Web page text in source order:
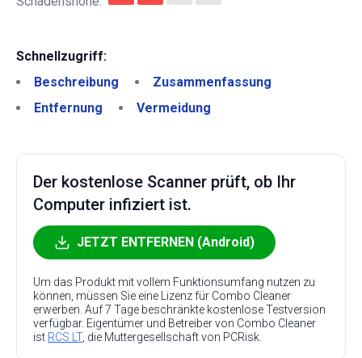
Schnellzugriff:
Beschreibung
Zusammenfassung
Entfernung
Vermeidung
Der kostenlose Scanner prüft, ob Ihr
Computer infiziert ist.
JETZT ENTFERNEN (Android)
Um das Produkt mit vollem Funktionsumfang nutzen zu
können, müssen Sie eine Lizenz für Combo Cleaner
erwerben. Auf 7 Tage beschränkte kostenlose Testversion
verfügbar. Eigentümer und Betreiber von Combo Cleaner
ist RCS LT, die Muttergesellschaft von PCRisk.